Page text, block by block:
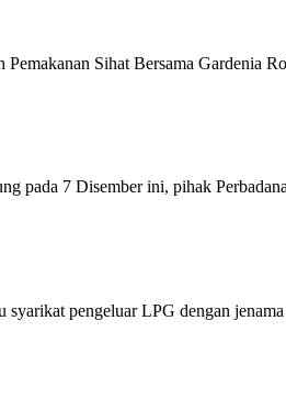
Sihat Bersama Gardenia
pada 7 Disember ini, pihak
pengeluar LPG dengan